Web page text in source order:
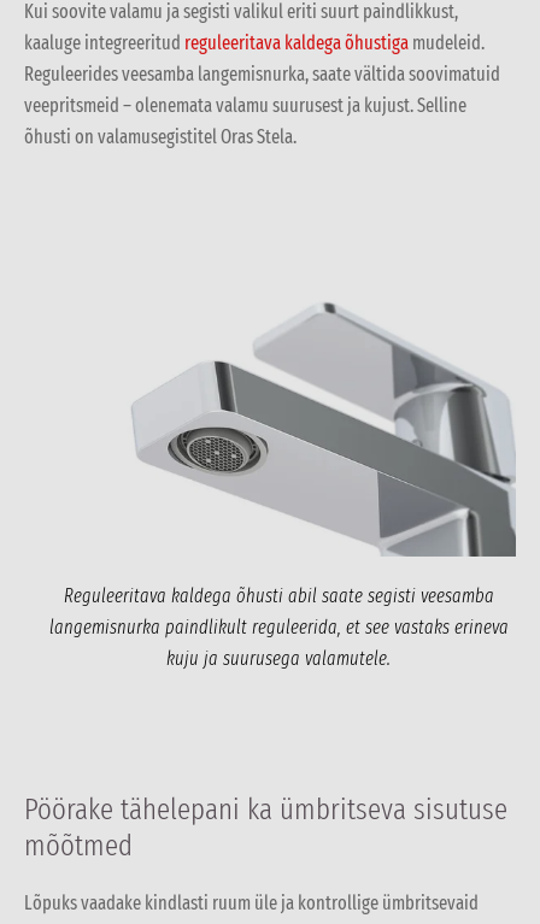
Kui soovite valamu ja segisti valikul eriti suurt paindlikkust,
kaaluge integreeritud reguleeritava kaldega õhustiga mudeleid.
Reguleerides veesamba langemisnurka, saate vältida soovimatuid
veepritsmeid – olenemata valamu suurusest ja kujust. Selline
õhusti on valamusegistitel Oras Stela.
Reguleeritava kaldega õhusti abil saate segisti veesamba
langemisnurka paindlikult reguleerida, et see vastaks erineva
kuju ja suurusega valamutele.
Pöörake tähelepani ka ümbritseva sisutuse
mõõtmed
Lõpuks vaadake kindlasti ruum üle ja kontrollige ümbritsevaid